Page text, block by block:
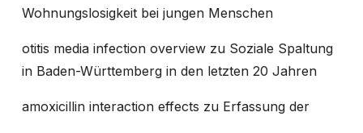
Wohnungslosigkeit bei jungen Menschen
otitis media infection overviewzu Soziale Spaltung
in Baden-Württemberg in den letzten 20 Jahren
amoxicillin interaction effects zu Erfassung der